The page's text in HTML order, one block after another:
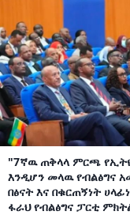
"7ኛዉ ጠቅላላ ምርጫ
እንዲሆን መላዉ የብልፅግና
በፅናት እና በቁርጠኝነት
ፋራህ የብልፅግና ፓርቲ